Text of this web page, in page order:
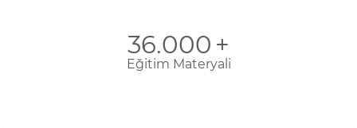
36.000 +
Eğitim Materyali